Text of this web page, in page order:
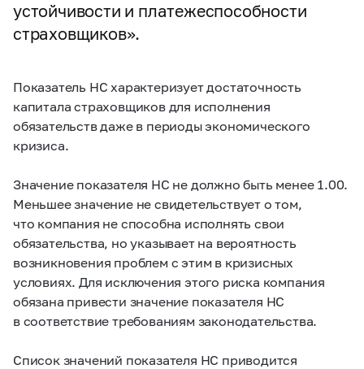
устойчивости и платежеспособности
страховщиков».
Показатель НС характеризует достаточность
капитала страховщиков для исполнения
обязательств даже в периоды экономического
кризиса.
Значение показателя НС не должно быть менее 1.00.
Меньшее значение не свидетельствует о том,
что компания не способна исполнять свои
обязательства, но указывает на вероятность
возникновения проблем с этим в кризисных
условиях. Для исключения этого риска компания
обязана привести значение показателя НС
в соответствие требованиям законодательства.
Список значений показателя НС приводится